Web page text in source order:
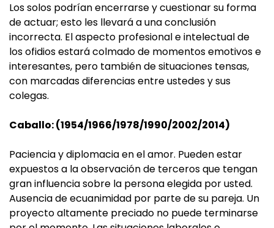
Los solos podrían encerrarse y cuestionar su forma
de actuar; esto les llevará a una conclusión
incorrecta. El aspecto profesional e intelectual de
los ofidios estará colmado de momentos emotivos e
interesantes, pero también de situaciones tensas,
con marcadas diferencias entre ustedes y sus
colegas.
Caballo: (1954/1966/1978/1990/2002/2014)
Paciencia y diplomacia en el amor. Pueden estar
expuestos a la observación de terceros que tengan
gran influencia sobre la persona elegida por usted.
Ausencia de ecuanimidad por parte de su pareja. Un
proyecto altamente preciado no puede terminarse